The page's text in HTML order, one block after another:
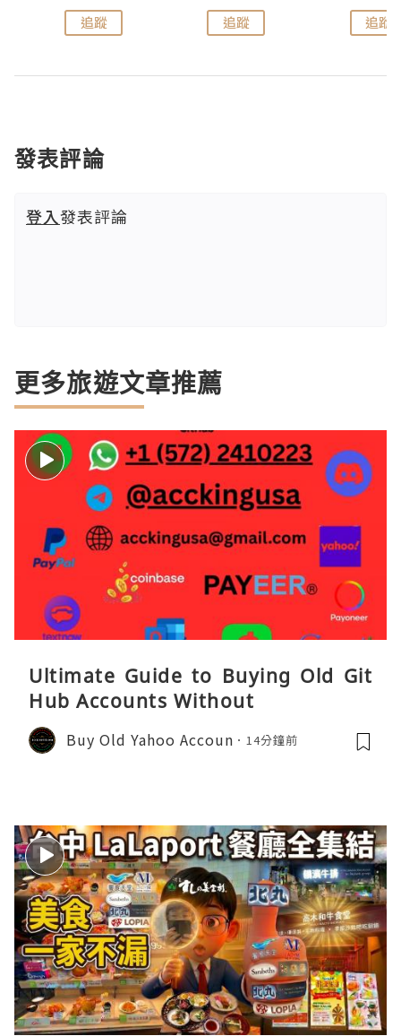
追蹤 追蹤 追蹤
發表評論
登入發表評論
更多旅遊文章推薦
Ultimate Guide to Buying Old Git
Hub Accounts Without
Buy Old Yahoo Accoun 14分鐘前